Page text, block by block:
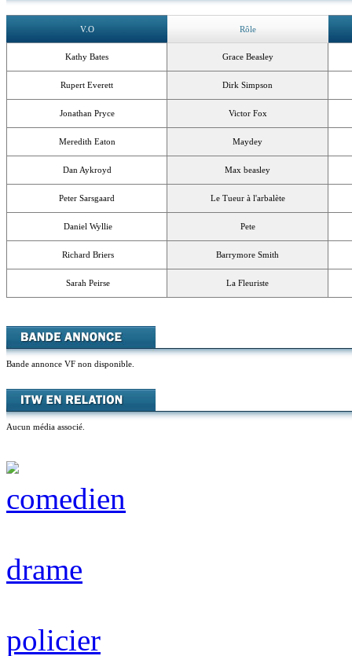
V.O Rôle
Kathy Bates Grace Beasley
Rupert Everett Dirk Simpson
Jonathan Pryce Victor Fox
Meredith Eaton Maydey
Dan Aykroyd Max beasley
Peter Sarsgaard Le Tueur à l'arbalète
Daniel Wyllie Pete
Richard Briers Barrymore Smith
Sarah Peirse La Fleuriste
Bande annonce VF non disponible.
Aucun média associé.
comedien
drame
policier